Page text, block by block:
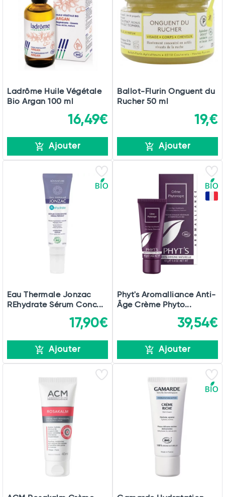
Ladrôme Huile Végétale
Bio Argan 100 ml
16,49€
Ajouter
Ballot-Flurin Onguent du
Rucher 50 ml
19,€
Ajouter
Eau Thermale Jonzac
REhydrate Sérum Conc...
17,90€
Ajouter
Phyt's Aromalliance Anti-
Âge Crème Phyto...
39,54€
Ajouter